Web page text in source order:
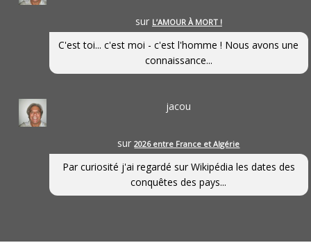
sur L’AMOUR À MORT !
C'est toi... c'est moi - c'est l'homme ! Nous avons une
connaissance...
jacou
sur2026 entre France et Algérie
Par curiosité j'ai regardé sur Wikipédia les dates des
conquêtes des pays...